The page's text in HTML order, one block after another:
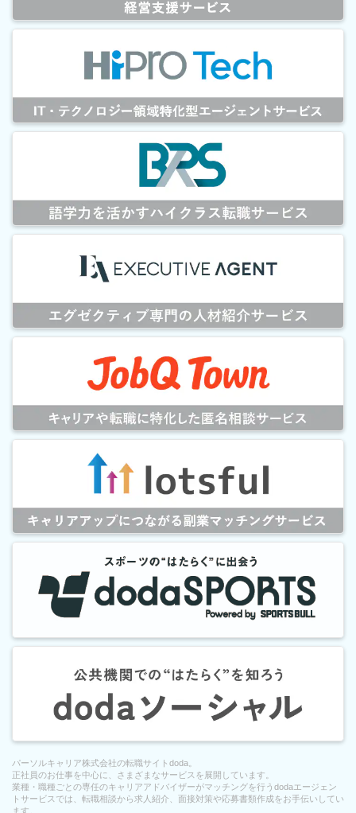
パーソルキャリア株式会社の転職サイトdoda。
正社員のお仕事を中心に、さまざまなサービスを展開しています。
業種・職種ごとの専任のキャリアアドバイザーがマッチングを行うdodaエージェン
トサービスでは、転職相談から求人紹介、面接対策や応募書類作成をお手伝いしてい
ます。